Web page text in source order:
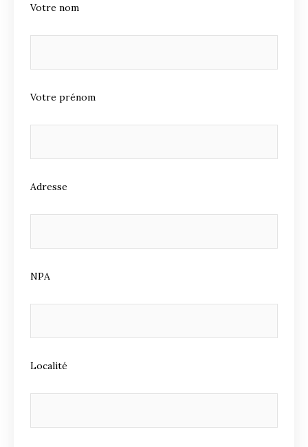
Votre nom
Votre prénom
Adresse
NPA
Localité